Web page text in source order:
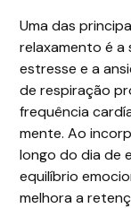
Uma das
relaxamento é a
estresse e a
de respiração
frequência
mente. Ao
longo do dia de
equilíbrio
melhora a